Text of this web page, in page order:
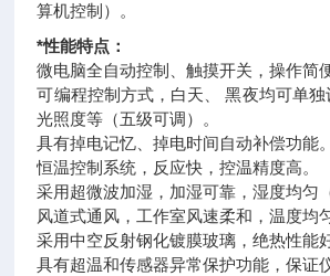
算机控制）。
*性能特点：
微电脑全自动控制、触摸开关，操作简
可编程控制方式，白天、 黑夜均可单
光照度等（五级可调）。
具有掉电记忆、掉电时间自动补偿功能。
恒温控制系统，反应快，控温精度高。
采用超微波加湿，加湿可靠，湿度均匀
风道式通风，工作室风速柔和，温度均
采用中空反射钢化镀膜玻璃，绝热性能
具有超温和传感器异常保护功能，保证